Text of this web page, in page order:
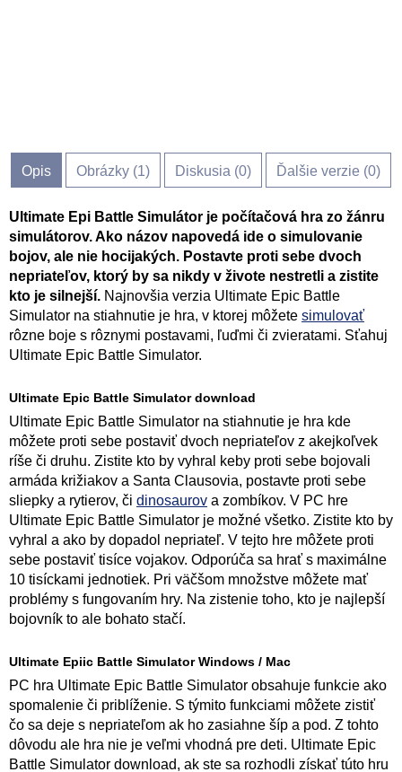
Opis Obrázky (1) Diskusia (0) Ďalšie verzie (0)
Ultimate Epi Battle Simulátor je počítačová hra zo žánru
simulátorov. Ako názov napovedá ide o simulovanie
bojov, ale nie hocijakých. Postavte proti sebe dvoch
nepriateľov, ktorý by sa nikdy v živote nestretli a zistite
kto je silnejší. Najnovšia verzia Ultimate Epic Battle
Simulator na stiahnutie je hra, v ktorej môžete simulovať
rôzne boje s rôznymi postavami, ľuďmi či zvieratami. Sťahuj
Ultimate Epic Battle Simulator.
Ultimate Epic Battle Simulator download
Ultimate Epic Battle Simulator na stiahnutie je hra kde
môžete proti sebe postaviť dvoch nepriateľov z akejkoľvek
ríše či druhu. Zistite kto by vyhral keby proti sebe bojovali
armáda križiakov a Santa Clausovia, postavte proti sebe
sliepky a rytierov, či dinosaurov a zombíkov. V PC hre
Ultimate Epic Battle Simulator je možné všetko. Zistite kto by
vyhral a ako by dopadol nepriateľ. V tejto hre môžete proti
sebe postaviť tisíce vojakov. Odporúča sa hrať s maximálne
10 tisíckami jednotiek. Pri väčšom množstve môžete mať
problémy s fungovaním hry. Na zistenie toho, kto je najlepší
bojovník to ale bohato stačí.
Ultimate Epiic Battle Simulator Windows / Mac
PC hra Ultimate Epic Battle Simulator obsahuje funkcie ako
spomalenie či priblíženie. S týmito funkciami môžete zistiť
čo sa deje s nepriateľom ak ho zasiahne šíp a pod. Z tohto
dôvodu ale hra nie je veľmi vhodná pre deti. Ultimate Epic
Battle Simulator download, ak ste sa rozhodli získať túto hru